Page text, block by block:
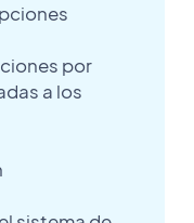
por
a los